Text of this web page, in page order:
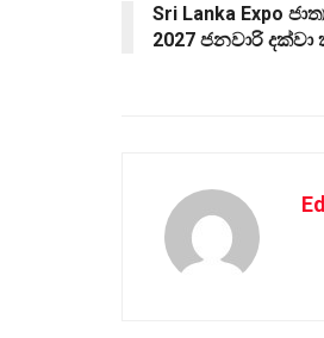
Sri Lanka Expo
2027 ජනවාරි